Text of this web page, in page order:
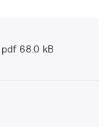
pdf 68.0 kB